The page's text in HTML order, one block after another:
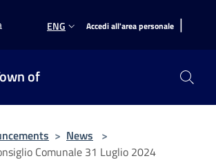
ENG Accedi all'area personale |
of
> News >
Comunale 31 Luglio 2024